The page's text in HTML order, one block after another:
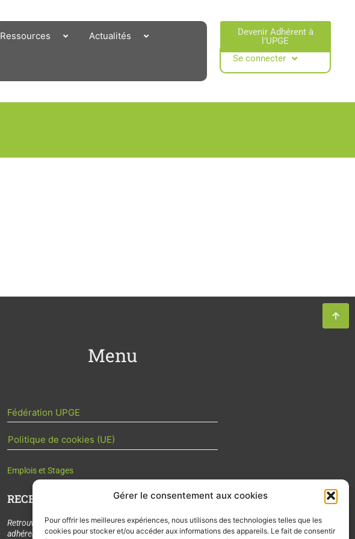
Gérer le consentement aux cookies
Pour offrir les meilleures expériences, nous utilisons des technologies telles que les
cookies pour stocker et/ou accéder aux informations des appareils. Le fait de consentir
Ressources Actualités
Devenir Adhérent à
l'UPGE​
Se connecter
Menu
Fédération UPGE
Politique de cookies (UE)
Emplois et Stages
RECEVOIR L'ACTU DE LA FILIÈRE
Retrouvez tous les mois les articles terrain de nos
adhérents, les rendez-vous importants de la filière, nos